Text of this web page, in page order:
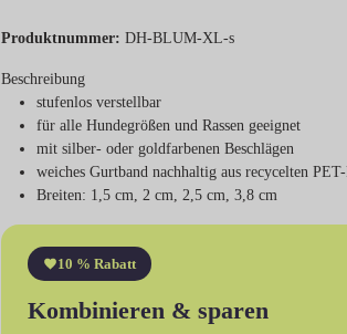
Produktnummer: DH-BLUM-XL-s
Beschreibung
stufenlos verstellbar
für alle Hundegrößen und Rassen geeignet
mit silber- oder goldfarbenen Beschlägen
weiches Gurtband nachhaltig aus recycelten PET-
Breiten: 1,5 cm, 2 cm, 2,5 cm, 3,8 cm
10 % Rabatt
Kombinieren & sparen